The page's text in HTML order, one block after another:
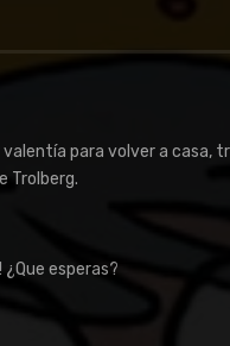
para volver a casa,
Trolberg.
¿Que esperas?